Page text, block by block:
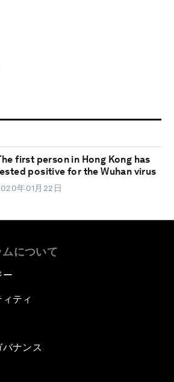
first person in Hong Kong has
positive for the Wuhan virus
年01月22日
について
ー
ティ
ナンス